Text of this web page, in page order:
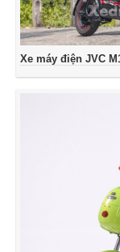
Xe máy điện JVC